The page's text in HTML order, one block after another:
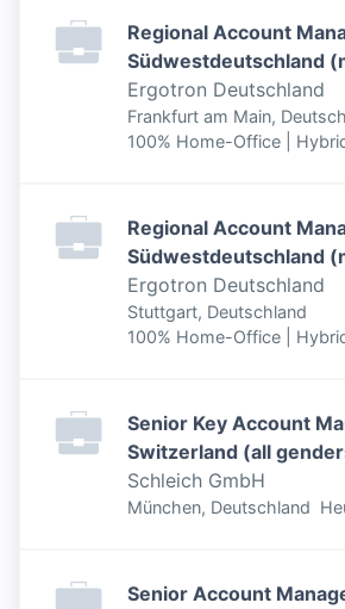
Regional Account
Südwestdeutschland
Ergotron Deutschland
Frankfurt am Main,
100% Home-Office |
Regional Account
Südwestdeutschland
Ergotron Deutschland
Stuttgart, Deutschland
100% Home-Office |
Senior Key Account
Switzerland (all
Schleich GmbH
München, Deutschland
Senior Account